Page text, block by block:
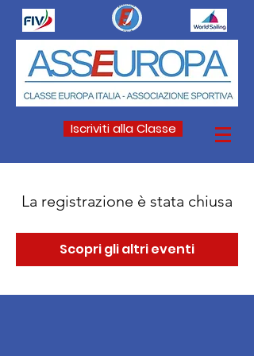
Iscriviti alla Classe
La registrazione è stata chiusa
Scopri gli altri eventi